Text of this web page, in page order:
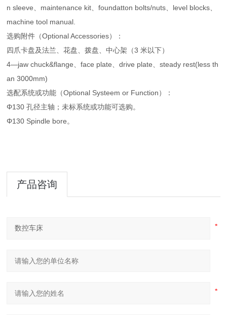
n sleeve、maintenance kit、foundatton bolts/nuts、level blocks、
machine tool manual.
选购附件（Optional Accessories）：
四爪卡盘及法兰、花盘、拨盘、中心架（3 米以下）
4—jaw chuck&flange、face plate、drive plate、steady rest(less th
an 3000mm)
选配系统或功能（Optional Systeem or Function）：
Φ130 孔径主轴；未标系统或功能可选购。
Φ130 Spindle bore。
产品咨询